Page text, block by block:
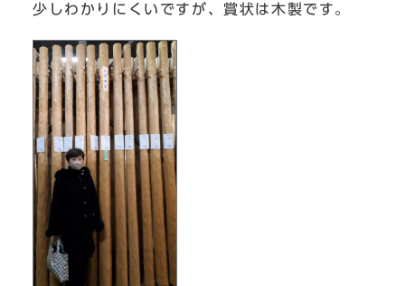
少しわかりにくいですが、賞状は木製です。